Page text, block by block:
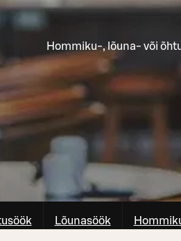
Hommiku-, lõuna- või
Lõunasöök